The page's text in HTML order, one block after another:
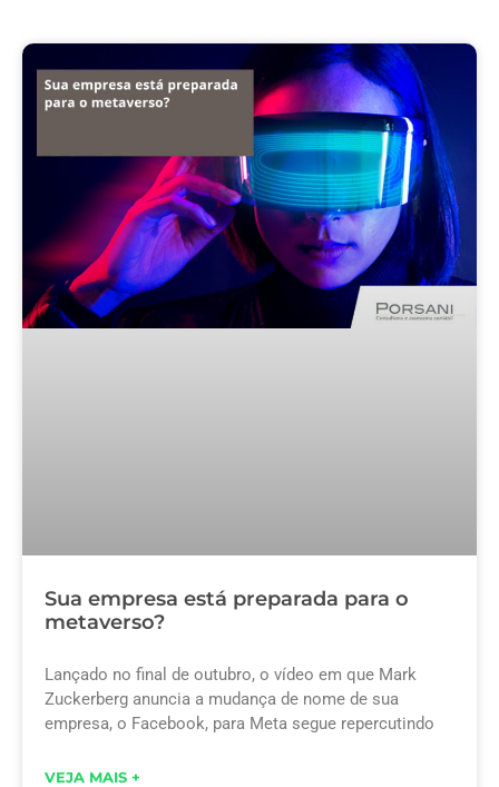
Sua empresa está preparada para o
metaverso?
Lançado no final de outubro, o vídeo em que Mark
Zuckerberg anuncia a mudança de nome de sua
empresa, o Facebook, para Meta segue repercutindo
VEJA MAIS +